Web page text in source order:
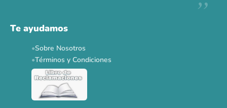
Ver todas las promos 🐾
Te ayudamos
Sobre Nosotros
Términos y Condiciones